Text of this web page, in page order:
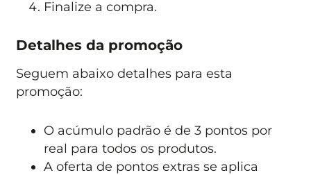
Finalize a compra.
Detalhes da promoção
Seguem abaixo detalhes para esta
promoção:
O acúmulo padrão é de 3 pontos por
real para todos os produtos.
A oferta de pontos extras se aplica